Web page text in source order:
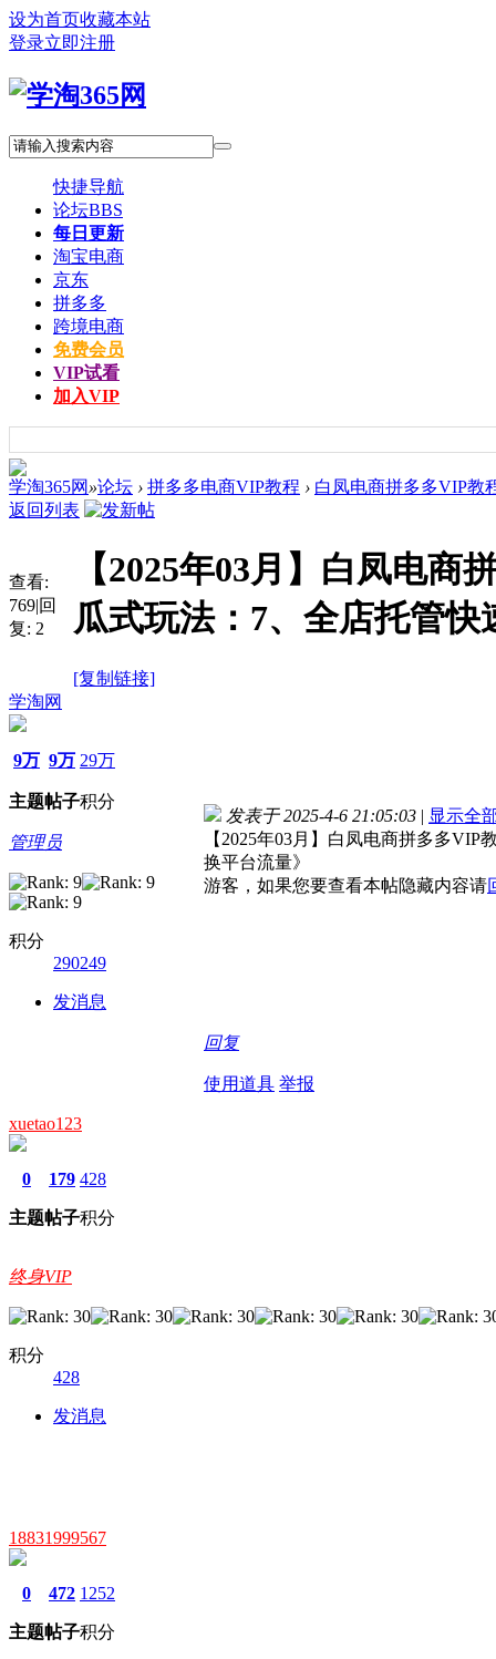
设为首页收藏本站
登录立即注册
快捷导航
论坛BBS
每日更新
淘宝电商
京东
拼多多
跨境电商
免费会员
VIP试看
加入VIP
学淘365网 »论坛 › 拼多多电商VIP教程 › 白凤电商拼多多VIP教
返回列表
查看:
769|回
复: 2
【2025年03月】白凤电
瓜式玩法：7、全店托管
[复制链接]
学淘网
9万
主题
9万
帖子
29万
积分
管理员
积分
290249
发消息
发表于 2025-4-6 21:05:03 | 显示全
【2025年03月】白凤电商拼多多
换平台流量》
游客，如果您要查看本帖隐藏内容请
回复
使用道具 举报
xuetao123
0
主题
179
帖子
428
积分
终身VIP
积分
428
发消息
18831999567
0
主题
472
帖子
1252
积分